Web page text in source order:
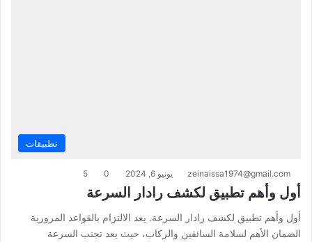
تطبيقات
zeinaissa1974@gmail.com يونيو 6, 2024 0
5
أول وأهم تطبيق لكشف رادار السرعة
أول وأهم تطبيق لكشف رادار السرعة. يعد الالتزام بالقواعد المرورية
الضمان الأهم لسلامة السائقين والركاب، حيث يعد تجنب السرعة